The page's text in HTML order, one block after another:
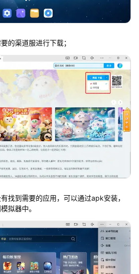
的渠道服进行下载；
找到需要的应用，可以通过apk安装，
拟器中。